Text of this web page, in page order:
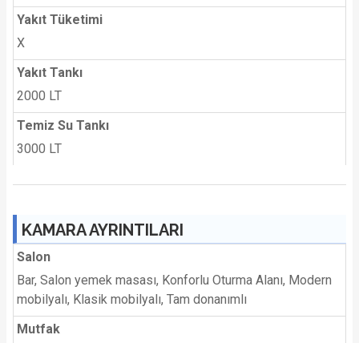
Yakıt Tüketimi
X
Yakıt Tankı
2000 LT
Temiz Su Tankı
3000 LT
KAMARA AYRINTILARI
Salon
Bar, Salon yemek masası, Konforlu Oturma Alanı, Modern
mobilyalı, Klasik mobilyalı, Tam donanımlı
Mutfak